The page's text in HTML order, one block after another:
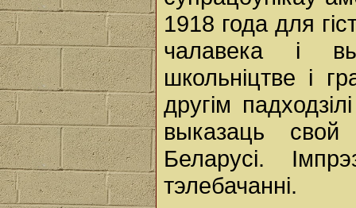
1918 года для
чалавека і
школьніцтве і
другім
выказаць
Беларусі.
тэлебачанні.